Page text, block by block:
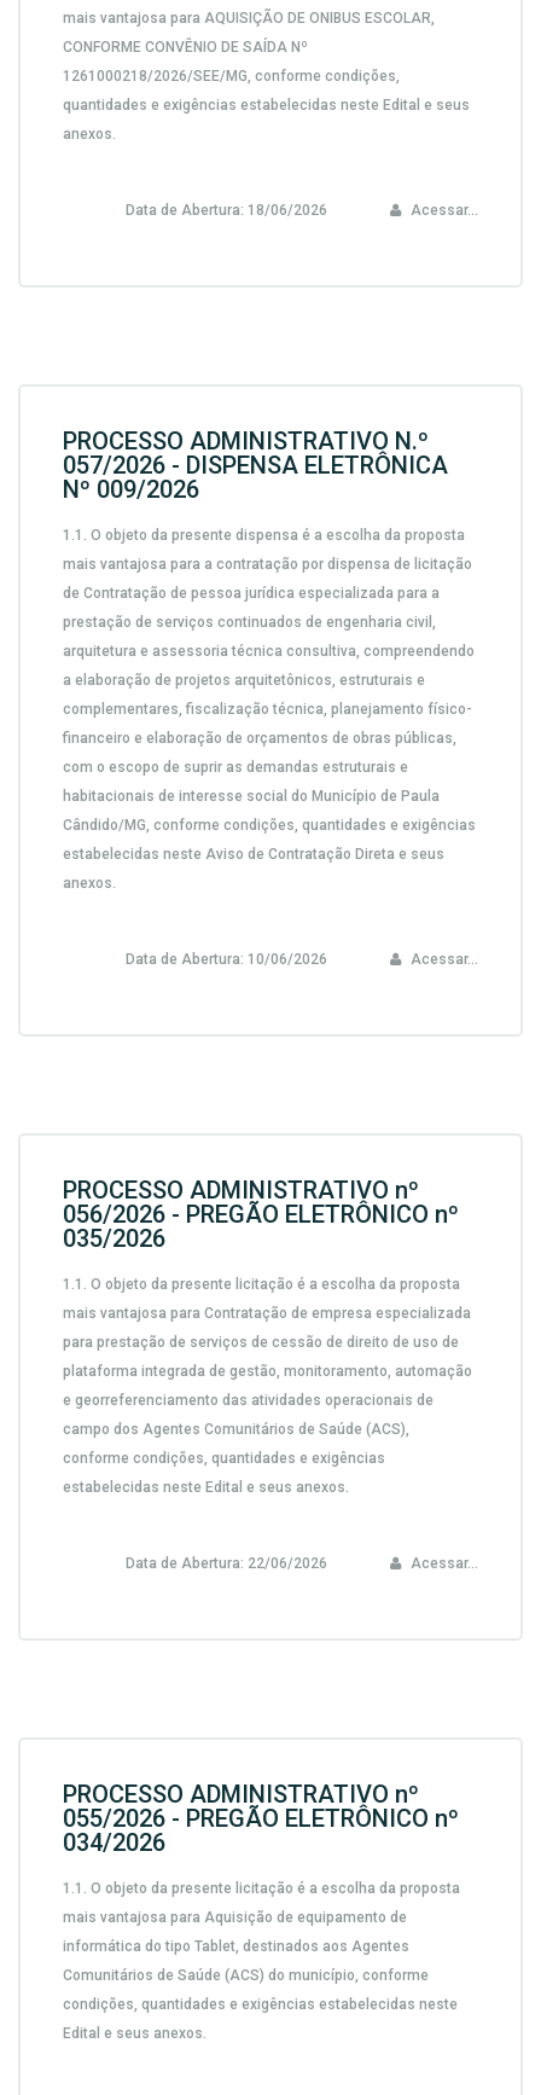
mais vantajosa para AQUISIÇÃO DE ONIBUS ESCOLAR,
CONFORME CONVÊNIO DE SAÍDA Nº
1261000218/2026/SEE/MG, conforme condições,
quantidades e exigências estabelecidas neste Edital e seus
anexos.
Data de Abertura: 18/06/2026 Acessar...
PROCESSO ADMINISTRATIVO N.º
057/2026 - DISPENSA ELETRÔNICA
Nº 009/2026
1.1. O objeto da presente dispensa é a escolha da proposta
mais vantajosa para a contratação por dispensa de licitação
de Contratação de pessoa jurídica especializada para a
prestação de serviços continuados de engenharia civil,
arquitetura e assessoria técnica consultiva, compreendendo
a elaboração de projetos arquitetônicos, estruturais e
complementares, fiscalização técnica, planejamento físico-
financeiro e elaboração de orçamentos de obras públicas,
com o escopo de suprir as demandas estruturais e
habitacionais de interesse social do Município de Paula
Cândido/MG, conforme condições, quantidades e exigências
estabelecidas neste Aviso de Contratação Direta e seus
anexos.
Data de Abertura: 10/06/2026 Acessar...
PROCESSO ADMINISTRATIVO nº
056/2026 - PREGÃO ELETRÔNICO nº
035/2026
1.1. O objeto da presente licitação é a escolha da proposta
mais vantajosa para Contratação de empresa especializada
para prestação de serviços de cessão de direito de uso de
plataforma integrada de gestão, monitoramento, automação
e georreferenciamento das atividades operacionais de
campo dos Agentes Comunitários de Saúde (ACS),
conforme condições, quantidades e exigências
estabelecidas neste Edital e seus anexos.
Data de Abertura: 22/06/2026 Acessar...
PROCESSO ADMINISTRATIVO nº
055/2026 - PREGÃO ELETRÔNICO nº
034/2026
1.1. O objeto da presente licitação é a escolha da proposta
mais vantajosa para Aquisição de equipamento de
informática do tipo Tablet, destinados aos Agentes
Comunitários de Saúde (ACS) do município, conforme
condições, quantidades e exigências estabelecidas neste
Edital e seus anexos.